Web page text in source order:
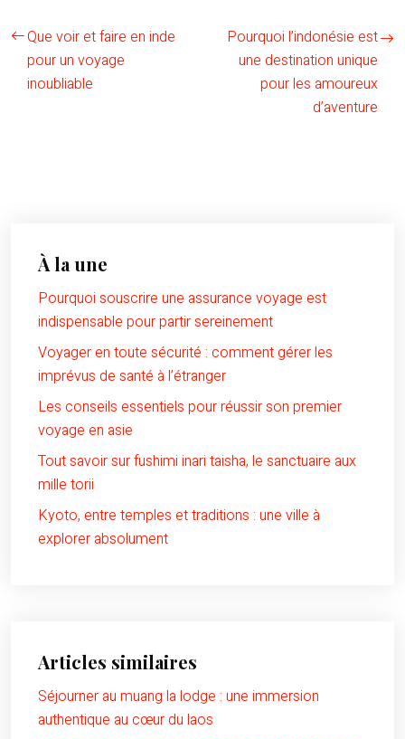
Que voir et faire en inde
pour un voyage
inoubliable
Pourquoi l’indonésie est
une destination unique
pour les amoureux
d’aventure
À la une
Pourquoi souscrire une assurance voyage est
indispensable pour partir sereinement
Voyager en toute sécurité : comment gérer les
imprévus de santé à l’étranger
Les conseils essentiels pour réussir son premier
voyage en asie
Tout savoir sur fushimi inari taisha, le sanctuaire aux
mille torii
Kyoto, entre temples et traditions : une ville à
explorer absolument
Articles similaires
Séjourner au muang la lodge : une immersion
authentique au cœur du laos